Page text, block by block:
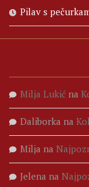
Pilav s
Milja Lukić na
Daliborka na
Milja na
Jelena na